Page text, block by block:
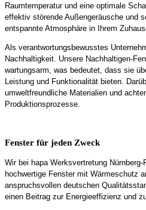
Raumtemperatur und eine optimale
effektiv störende Außengeräusche und
entspannte Atmosphäre in Ihrem
Als verantwortungsbewusstes
Nachhaltigkeit. Unsere Nachhaltigen-
wartungsarm, was bedeutet, dass sie
Leistung und Funktionalität bieten.
umweltfreundliche Materialien und
Produktionsprozesse.
Fenster für jeden Zweck
Wir bei hapa Werksvertretung
hochwertige Fenster mit Wärmeschutz
anspruchsvollen deutschen
einen Beitrag zur Energieeffizienz und